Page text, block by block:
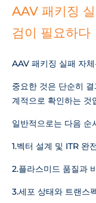
AAV 패키징
검이 필요하다
AAV 패키징 실패 자
중요한 것은 단순히
계적으로 확인하는 것
일반적으로는 다음 순
1.벡터 설계 및 ITR 완
2.플라스미드 품질과
3.세포 상태와 트랜스